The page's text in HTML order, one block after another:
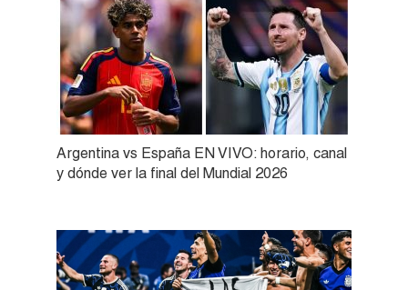
Argentina vs España EN VIVO: horario, canal
y dónde ver la final del Mundial 2026